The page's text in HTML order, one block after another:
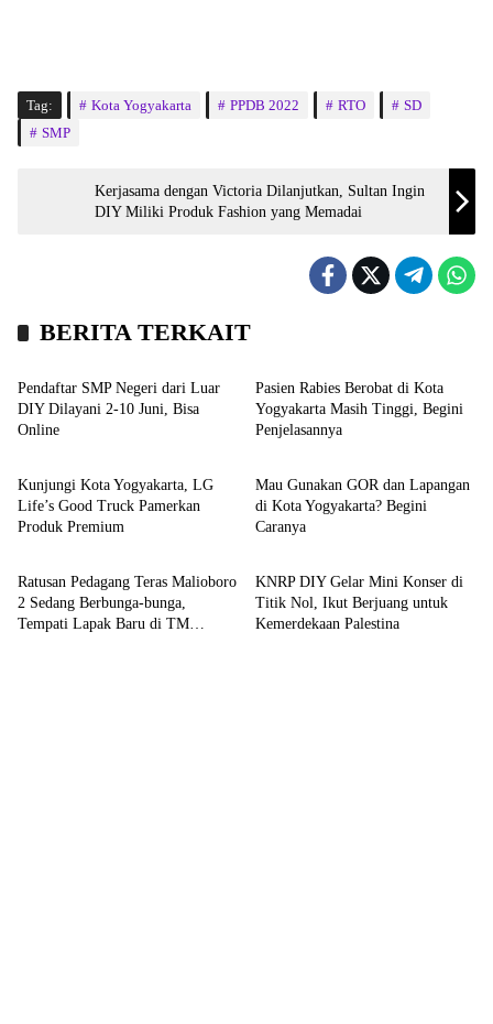
Tag: Kota Yogyakarta PPDB 2022 RTO
SD
SMP
Kerjasama dengan Victoria Dilanjutkan, Sultan Ingin
DIY Miliki Produk Fashion yang Memadai
BERITA TERKAIT
Kampus
Pendaftar SMP Negeri dari Luar
DIY Dilayani 2-10 Juni, Bisa
Online
Pasien Rabies Berobat di Kota
Yogyakarta Masih Tinggi, Begini
Penjelasannya
Kunjungi Kota Yogyakarta, LG
Life’s Good Truck Pamerkan
Produk Premium
Sport
Mau Gunakan GOR dan Lapangan
di Kota Yogyakarta? Begini
Caranya
Ratusan Pedagang Teras Malioboro
2 Sedang Berbunga-bunga,
Tempati Lapak Baru di TM
Kronika
KNRP DIY Gelar Mini Konser di
Titik Nol, Ikut Berjuang untuk
Kemerdekaan Palestina